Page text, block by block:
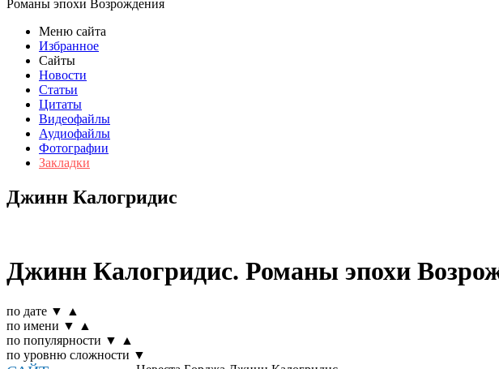
Романы эпохи Возрождения
Меню сайта
Избранное
Сайты
Новости
Статьи
Цитаты
Видеофайлы
Аудиофайлы
Фотографии
Закладки
Джинн Калогридис
Джинн Калогридис. Романы эпохи
по дате ▼
▲
по имени ▼
▲
по популярности ▼
▲
по уровню сложности ▼